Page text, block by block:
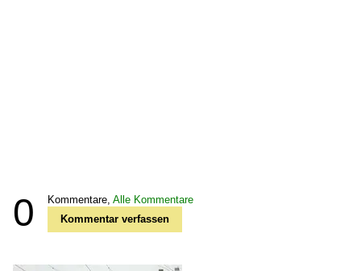
0 Kommentare, Alle Kommentare
Kommentar verfassen